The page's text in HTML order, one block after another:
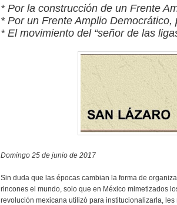
* Por la construcción de un Frente
* Por un Frente Amplio Democrático,
* El movimiento del “señor de las
Domingo 25 de junio de 2017
Sin duda que las épocas cambian la forma de
rincones el mundo, solo que en México mimetizados
revolución mexicana utilizó para institucionalizarla,